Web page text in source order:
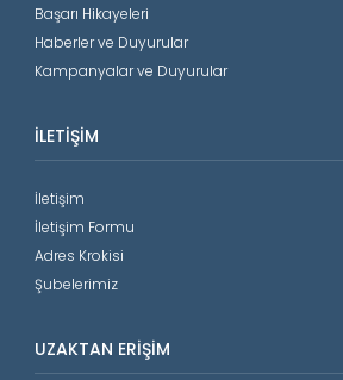
Başarı Hikayeleri
Haberler ve Duyurular
Kampanyalar ve Duyurular
İLETIŞIM
İletişim
İletişim Formu
Adres Krokisi
Şubelerimiz
UZAKTAN ERIŞIM